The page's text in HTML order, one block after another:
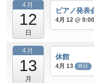
4月
12
日
ピアノ発表
4月 12 @
4月
13
月
休館
4月 13 終日